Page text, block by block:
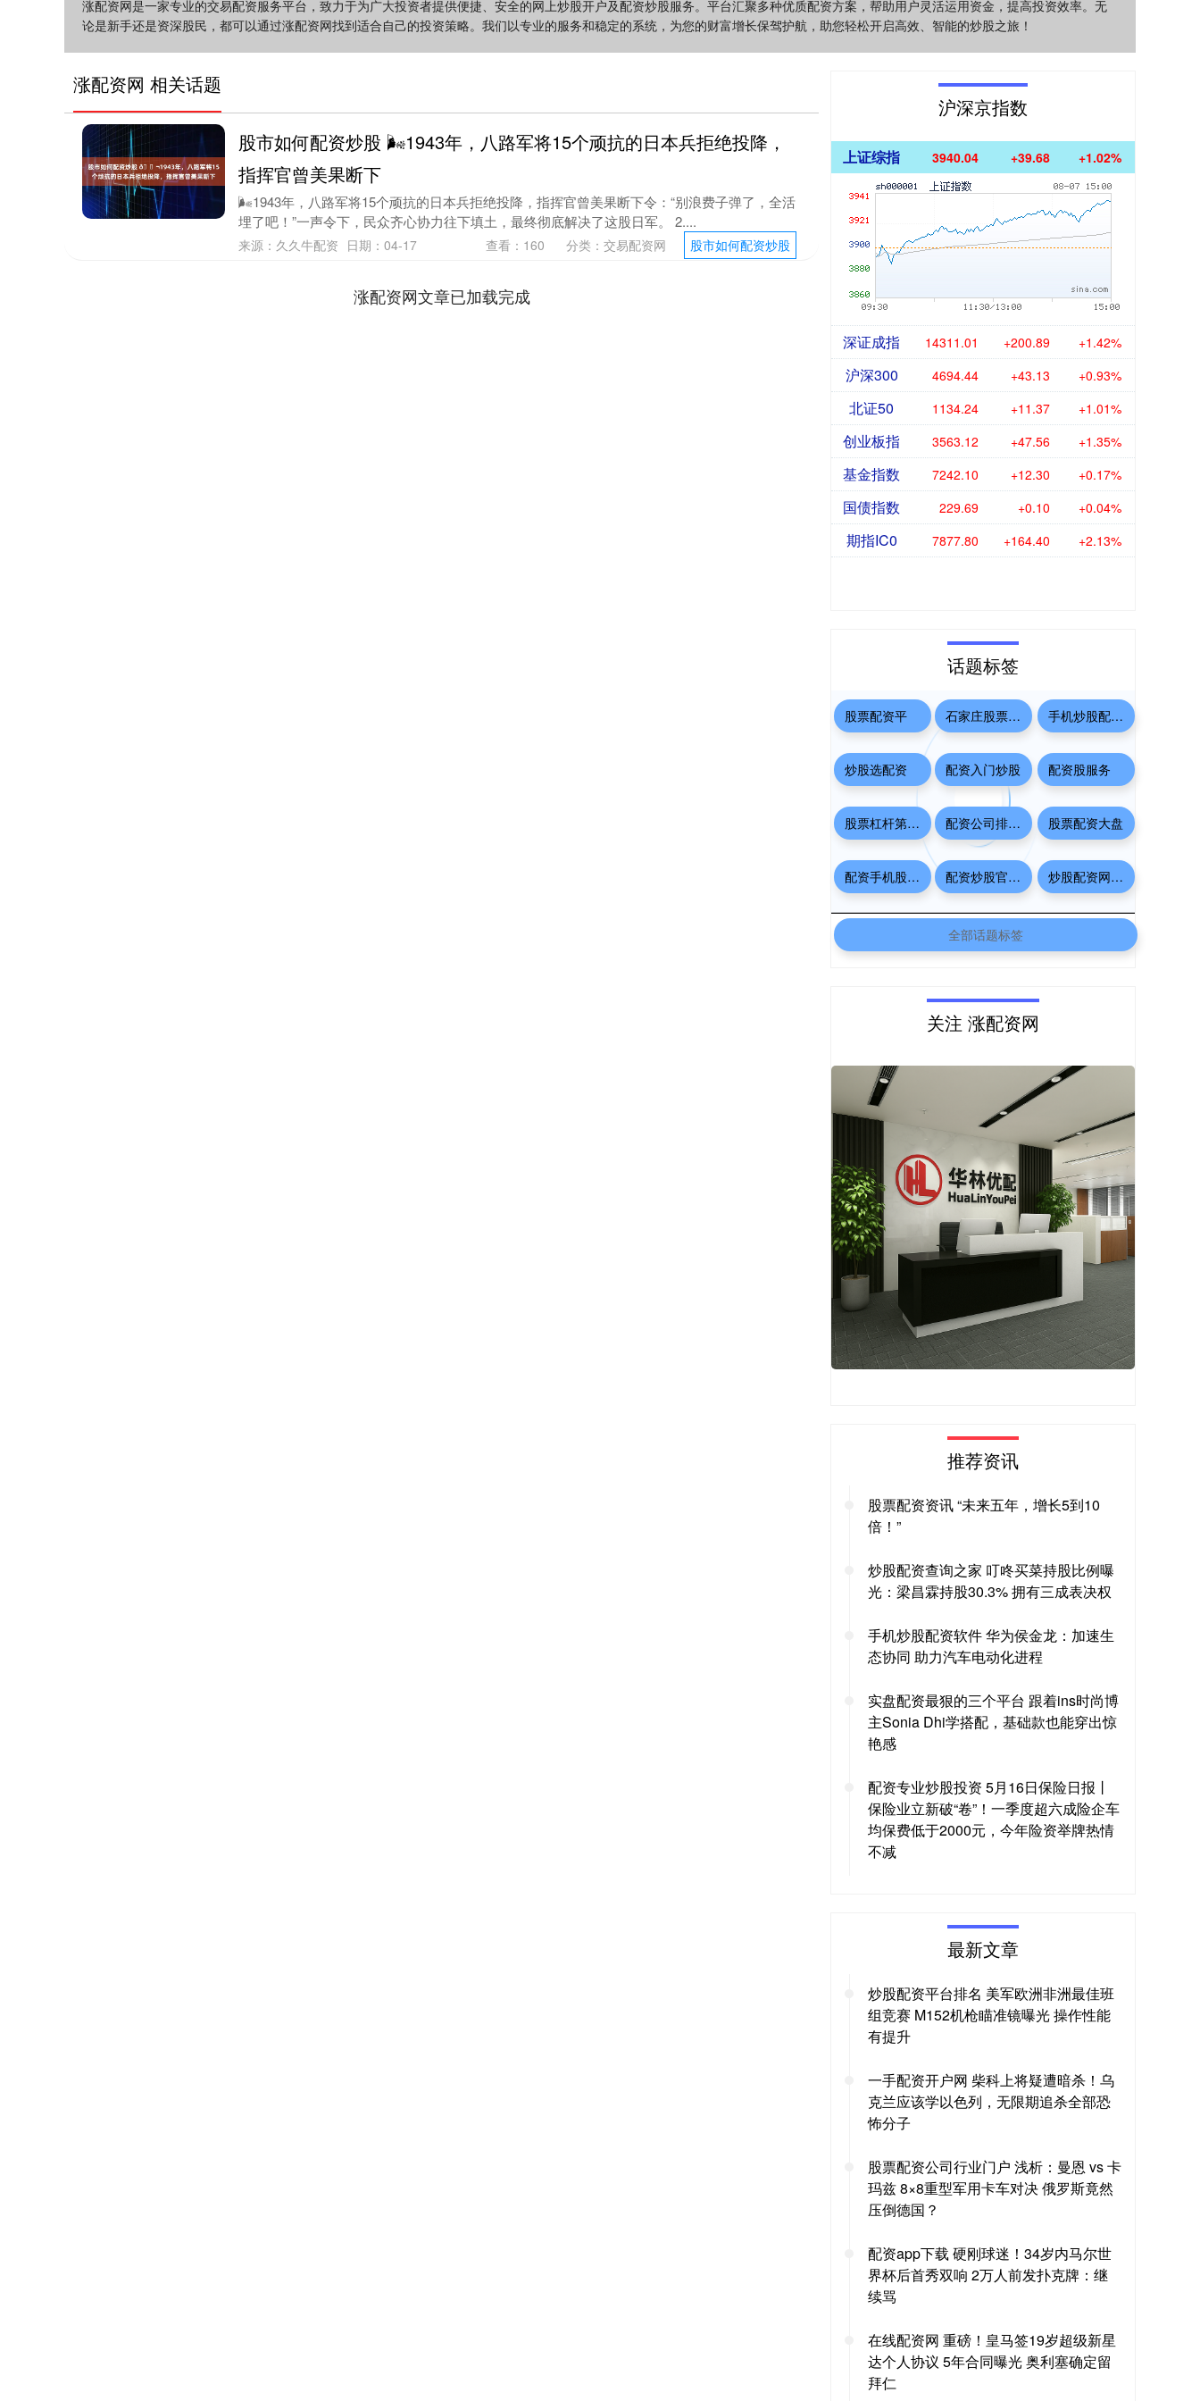
涨配资网是一家专业的交易配资服务平台，致力于为广大投资者提供便捷、安全的网上炒股开户及配资炒股服务。平台汇聚多种优质配资方案，帮助用户灵活运用资金，提高投资效率。无
论是新手还是资深股民，都可以通过涨配资网找到适合自己的投资策略。我们以专业的服务和稳定的系统，为您的财富增长保驾护航，助您轻松开启高效、智能的炒股之旅！
涨配资网 相关话题
股市如何配资炒股 🌬1943年，八路军将15个顽抗的日本兵拒绝投降，
指挥官曾美果断下
🌬1943年，八路军将15个顽抗的日本兵拒绝投降，指挥官曾美果断下令：“别浪费子弹了，全活
埋了吧！”一声令下，民众齐心协力往下填土，最终彻底解决了这股日军。 2....
股市如何配资炒股
来源：久久牛配资 日期：04-17 查看： 160 分类： 交易配资网
涨配资网文章已加载完成
沪深京指数
上证综指 3940.04 +39.68 +1.02%
深证成指 14311.01 +200.89 +1.42%
沪深300 4694.44 +43.13 +0.93%
北证50 1134.24 +11.37 +1.01%
创业板指 3563.12 +47.56 +1.35%
基金指数 7242.10 +12.30 +0.17%
国债指数 229.69 +0.10 +0.04%
期指IC0 7877.80 +164.40 +2.13%
话题标签
股票配资平 石家庄股票配资网 手机炒股配资软件
炒股选配资 配资入门炒股 配资股服务
股票杠杆第三方平台 配资公司排行口碑 股票配资大盘
配资手机股票配资 配资炒股官网官网 炒股配资网站详解
全部话题标签
关注 涨配资网
推荐资讯
股票配资资讯 “未来五年，增长5到10
倍！”
炒股配资查询之家 叮咚买菜持股比例曝
光：梁昌霖持股30.3% 拥有三成表决权
手机炒股配资软件 华为侯金龙：加速生
态协同 助力汽车电动化进程
实盘配资最狠的三个平台 跟着ins时尚博
主Sonia Dhi学搭配，基础款也能穿出惊
艳感
配资专业炒股投资 5月16日保险日报丨
保险业立新破“卷”！一季度超六成险企车
均保费低于2000元，今年险资举牌热情
不减
最新文章
炒股配资平台排名 美军欧洲非洲最佳班
组竞赛 M152机枪瞄准镜曝光 操作性能
有提升
一手配资开户网 柴科上将疑遭暗杀！乌
克兰应该学以色列，无限期追杀全部恐
怖分子
股票配资公司行业门户 浅析：曼恩 vs 卡
玛兹 8×8重型军用卡车对决 俄罗斯竟然
压倒德国？
配资app下载 硬刚球迷！34岁内马尔世
界杯后首秀双响 2万人前发扑克牌：继
续骂
在线配资网 重磅！皇马签19岁超级新星
达个人协议 5年合同曝光 奥利塞确定留
拜仁